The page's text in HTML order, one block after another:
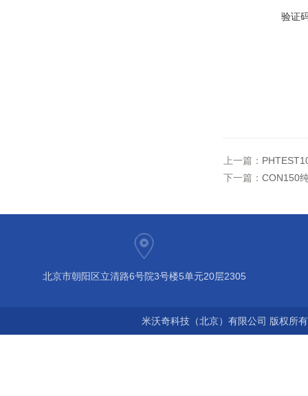
验证
上一篇：
下一篇： CON150
北京市朝阳区立清路6号院3号楼5单元20层2305
米沃奇科技（北京）有限公司 版权所